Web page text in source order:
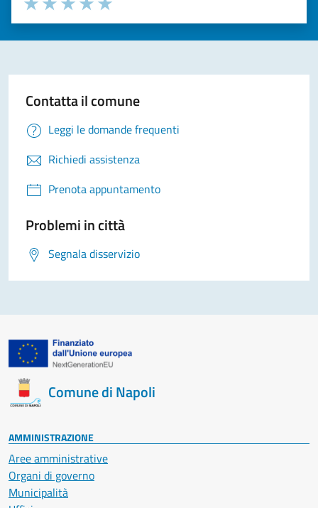
Valuta 5 stelle su 5
Valuta 4 stelle su 5
Valuta 3 stelle su 5
Valuta 2 stelle su 5
Valuta 1 stelle su 5
Contatta il comune
Leggi le domande frequenti
Richiedi assistenza
Prenota appuntamento
Problemi in città
Segnala disservizio
Comune di Napoli
AMMINISTRAZIONE
Aree amministrative
Organi di governo
Municipalità